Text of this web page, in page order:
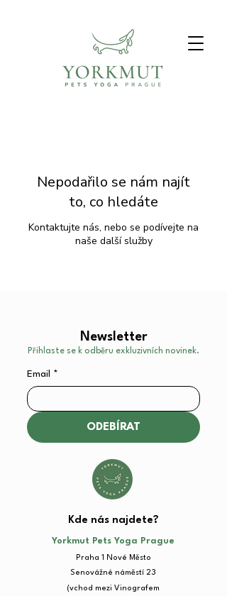
Nepodařilo se nám najít
to, co hledáte
Kontaktujte nás, nebo se podívejte na
naše další služby
Newsletter
Přihlaste se k odběru exkluzivních novinek.
Email *
ODEBÍRAT
Kde nás najdete?​
Yorkmut Pets Yoga Prague
Praha 1 Nové Město
Senovážné náměstí 23​
(vchod mezi Vinografem